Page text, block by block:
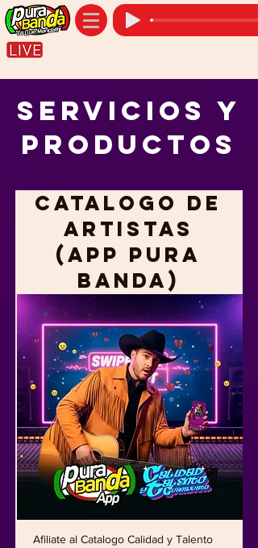
Servicios y
Productos
Catalogo de
Artistas
(APP Pura
Banda)
Afiliate al Catalogo Calidad y Talento